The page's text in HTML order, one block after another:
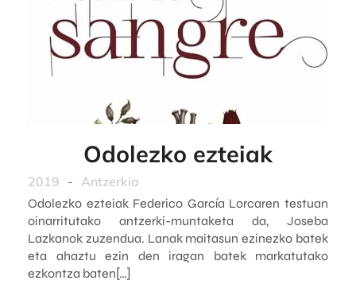
Odolezko ezteiak
2019 - Antzerkia
Odolezko ezteiak Federico García Lorcaren testuan
oinarritutako antzerki-muntaketa da, Joseba
Lazkanok zuzendua. Lanak maitasun ezinezko batek
eta ahaztu ezin den iragan batek markatutako
ezkontza baten[…]